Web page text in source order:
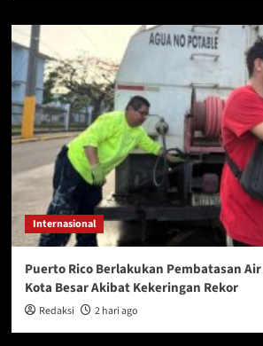
Internasional
Puerto Rico Berlakukan Pembatasan
Kota Besar Akibat Kekeringan Rekor
Redaksi 2 hari ago